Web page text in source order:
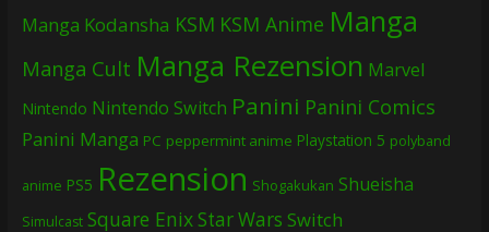
Manga Kodansha KSM KSM Anime Manga
Manga Cult Manga Rezension Marvel
Nintendo Nintendo Switch Panini Panini Comics
Panini Manga PC peppermint anime Playstation 5 polyband
anime PS5 Rezension Shogakukan Shueisha
Simulcast Square EnixStar Wars Switch